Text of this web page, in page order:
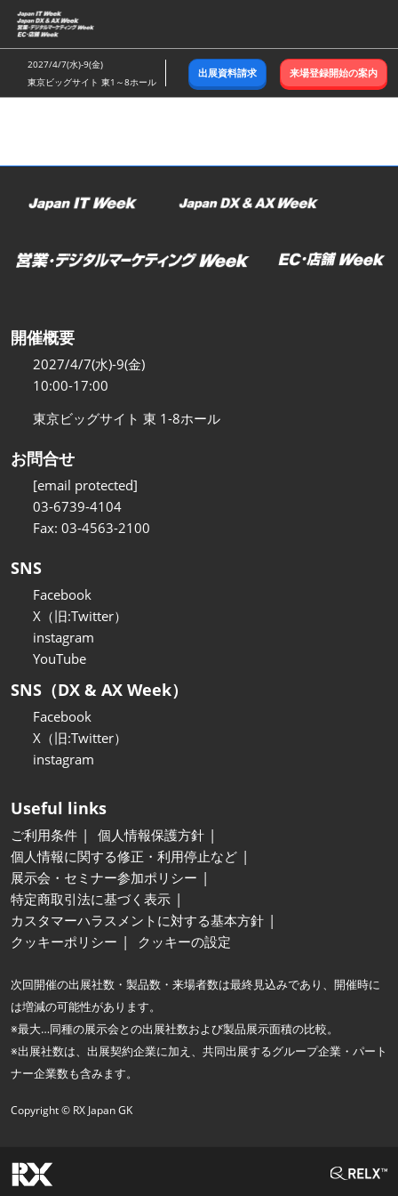
ス
キ
ッ
し
む
2027/4/7(水)-9(金)
東京ビッグサイト 東1～8ホール
出展資料請求 来場登録開始の案内
開催概要
2027/4/7(水)-9(金)
10:00-17:00
東京ビッグサイト 東 1-8ホール
お問合せ
[email protected]
03-6739-4104
Fax: 03-4563-2100
SNS
Facebook
X（旧:Twitter）
instagram
YouTube
SNS（DX & AX Week）
Facebook
X（旧:Twitter）
instagram
Useful links
ご利用条件
個人情報保護方針
個人情報に関する修正・利用停止など
展示会・セミナー参加ポリシー
特定商取引法に基づく表示
カスタマーハラスメントに対する基本方針
クッキーポリシー
クッキーの設定
次回開催の出展社数・製品数・来場者数は最終見込みであり、開催時に
は増減の可能性があります。
※最大…同種の展示会との出展社数および製品展示面積の比較。
※出展社数は、出展契約企業に加え、共同出展するグループ企業・パート
ナー企業数も含みます。
Copyright © RX Japan GK